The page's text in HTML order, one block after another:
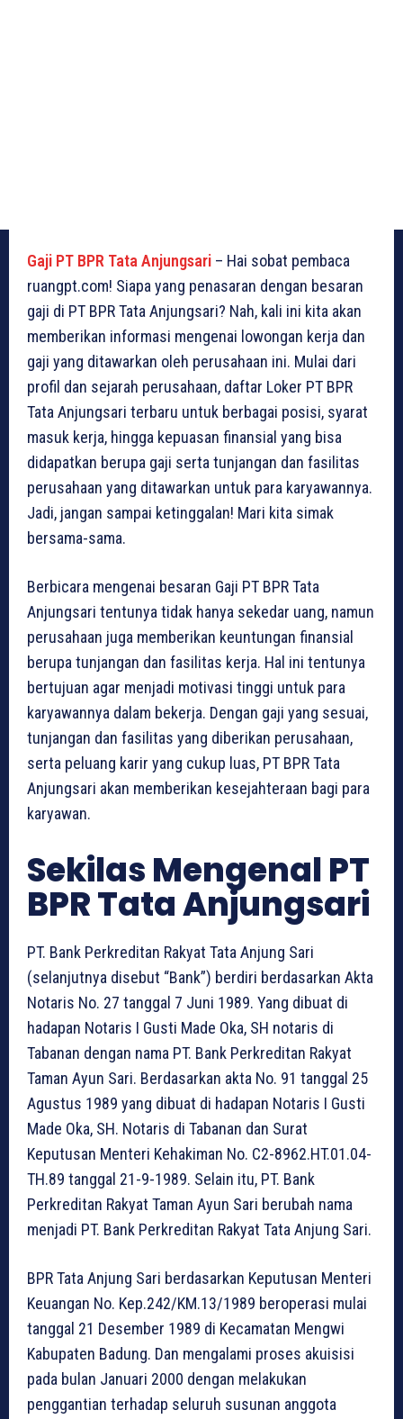
Gaji PT BPR Tata Anjungsari – Hai sobat pembaca
ruangpt.com! Siapa yang penasaran dengan besaran
gaji di PT BPR Tata Anjungsari? Nah, kali ini kita akan
memberikan informasi mengenai lowongan kerja dan
gaji yang ditawarkan oleh perusahaan ini. Mulai dari
profil dan sejarah perusahaan, daftar Loker PT BPR
Tata Anjungsari terbaru untuk berbagai posisi, syarat
masuk kerja, hingga kepuasan finansial yang bisa
didapatkan berupa gaji serta tunjangan dan fasilitas
perusahaan yang ditawarkan untuk para karyawannya.
Jadi, jangan sampai ketinggalan! Mari kita simak
bersama-sama.
Berbicara mengenai besaran Gaji PT BPR Tata
Anjungsari tentunya tidak hanya sekedar uang, namun
perusahaan juga memberikan keuntungan finansial
berupa tunjangan dan fasilitas kerja. Hal ini tentunya
bertujuan agar menjadi motivasi tinggi untuk para
karyawannya dalam bekerja. Dengan gaji yang sesuai,
tunjangan dan fasilitas yang diberikan perusahaan,
serta peluang karir yang cukup luas, PT BPR Tata
Anjungsari akan memberikan kesejahteraan bagi para
karyawan.
Sekilas Mengenal PT
BPR Tata Anjungsari
PT. Bank Perkreditan Rakyat Tata Anjung Sari
(selanjutnya disebut “Bank”) berdiri berdasarkan Akta
Notaris No. 27 tanggal 7 Juni 1989. Yang dibuat di
hadapan Notaris I Gusti Made Oka, SH notaris di
Tabanan dengan nama PT. Bank Perkreditan Rakyat
Taman Ayun Sari. Berdasarkan akta No. 91 tanggal 25
Agustus 1989 yang dibuat di hadapan Notaris I Gusti
Made Oka, SH. Notaris di Tabanan dan Surat
Keputusan Menteri Kehakiman No. C2-8962.HT.01.04-
TH.89 tanggal 21-9-1989. Selain itu, PT. Bank
Perkreditan Rakyat Taman Ayun Sari berubah nama
menjadi PT. Bank Perkreditan Rakyat Tata Anjung Sari.
BPR Tata Anjung Sari berdasarkan Keputusan Menteri
Keuangan No. Kep.242/KM.13/1989 beroperasi mulai
tanggal 21 Desember 1989 di Kecamatan Mengwi
Kabupaten Badung. Dan mengalami proses akuisisi
pada bulan Januari 2000 dengan melakukan
penggantian terhadap seluruh susunan anggota